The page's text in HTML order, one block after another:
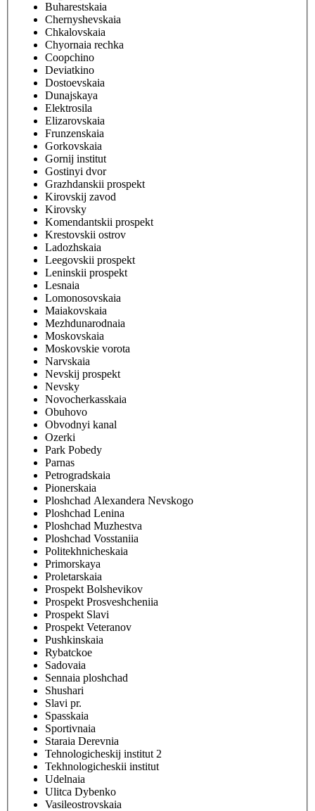
Buharestskaia
Chernyshevskaia
Chkalovskaia
Chyornaia rechka
Coopchino
Deviatkino
Dostoevskaia
Dunajskaya
Elektrosila
Elizarovskaia
Frunzenskaia
Gorkovskaia
Gornij institut
Gostinyi dvor
Grazhdanskii prospekt
Kirovskij zavod
Kirovsky
Komendantskii prospekt
Krestovskii ostrov
Ladozhskaia
Leegovskii prospekt
Leninskii prospekt
Lesnaia
Lomonosovskaia
Maiakovskaia
Mezhdunarodnaia
Moskovskaia
Moskovskie vorota
Narvskaia
Nevskij prospekt
Nevsky
Novocherkasskaia
Obuhovo
Obvodnyi kanal
Ozerki
Park Pobedy
Parnas
Petrogradskaia
Pionerskaia
Ploshchad Alexandera Nevskogo
Ploshchad Lenina
Ploshchad Muzhestva
Ploshchad Vosstaniia
Politekhnicheskaia
Primorskaya
Proletarskaia
Prospekt Bolshevikov
Prospekt Prosveshcheniia
Prospekt Slavi
Prospekt Veteranov
Pushkinskaia
Rybatckoe
Sadovaia
Sennaia ploshchad
Shushari
Slavi pr.
Spasskaia
Sportivnaia
Staraia Derevnia
Tehnologicheskij institut 2
Tekhnologicheskii institut
Udelnaia
Ulitca Dybenko
Vasileostrovskaia